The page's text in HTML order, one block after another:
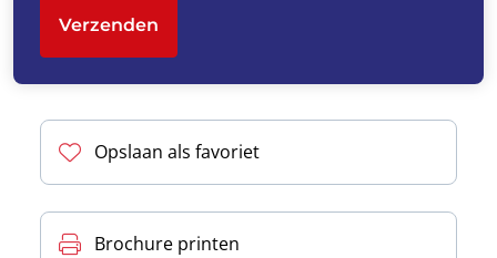
Verzenden
Opslaan als favoriet
Brochure printen